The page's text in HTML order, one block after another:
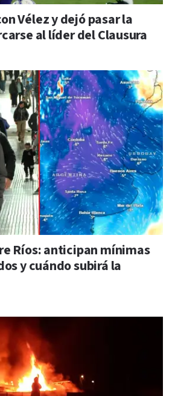
Vélez y dejó pasar la
al líder del Clausura
Ríos: anticipan mínimas
y cuándo subirá la